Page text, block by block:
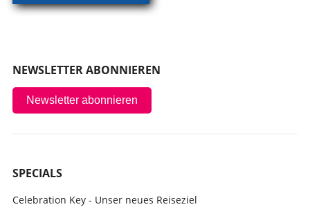
NEWSLETTER ABONNIEREN
Newsletter abonnieren
SPECIALS
Celebration Key - Unser neues Reiseziel